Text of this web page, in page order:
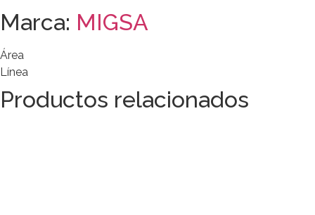
Marca: MIGSA
Área
Línea
Productos relacionados